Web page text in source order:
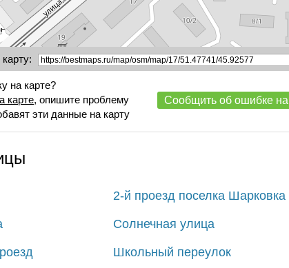
на карте?
карте, опишите проблему
эти данные на карту
Сообщить об ошибке на
2-й проезд поселка Шарковка
Солнечная улица
Школьный переулок